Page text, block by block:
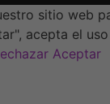
sitio web
acepta el
Aceptar